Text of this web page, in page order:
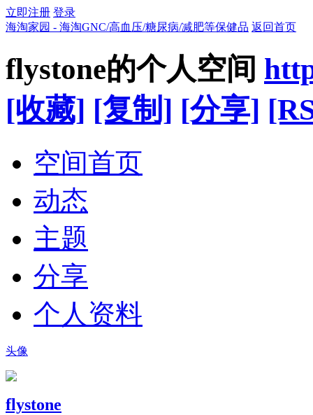
立即注册 登录
海淘家园 - 海淘GNC/高血压/糖尿病/减肥等保健品 返回首页
flystone的个人空间
[收藏] [复制] [分享]
空间首页
动态
主题
分享
个人资料
头像
flystone